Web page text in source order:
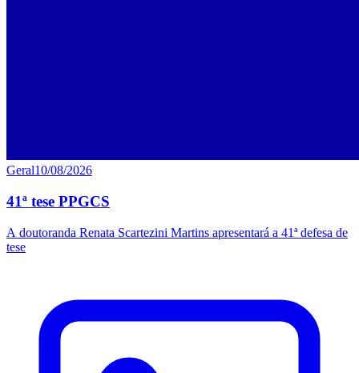
Geral10/08/2026
41ª tese PPGCS
A doutoranda Renata Scartezini Martins apresentará a 41ª defesa de
tese